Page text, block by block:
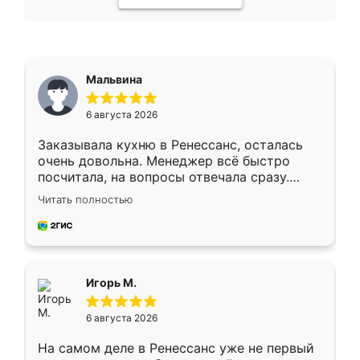
Мальвина
6 августа 2026
Заказывала кухню в Ренессанс, осталась
очень довольна. Менеджер всё быстро
посчитала, на вопросы отвечала сразу.
Замерщик приехал в субботу, подошёл к
делу со всей ответственностью. Собрали
за день, ребята работали аккуратно, даже
Читать полностью
Игорь М.
6 августа 2026
На самом деле в Ренессанс уже не первый